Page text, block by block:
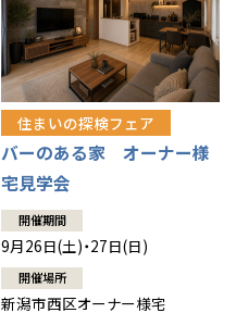
住まいの探検フェア
バーのある家 オーナー様
宅見学会
開催期間
9月26日(土)・27日(日)
開催場所
新潟市西区オーナー様宅